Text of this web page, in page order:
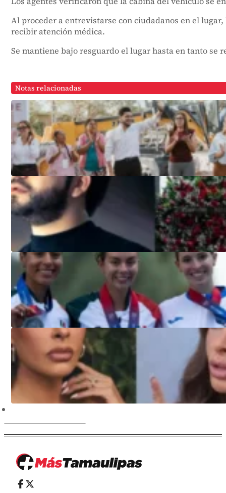
Al proceder a entrevistarse con ciudadanos en el
recibir atención médica.
Se mantiene bajo resguardo el lugar hasta en tanto
Notas relacionadas